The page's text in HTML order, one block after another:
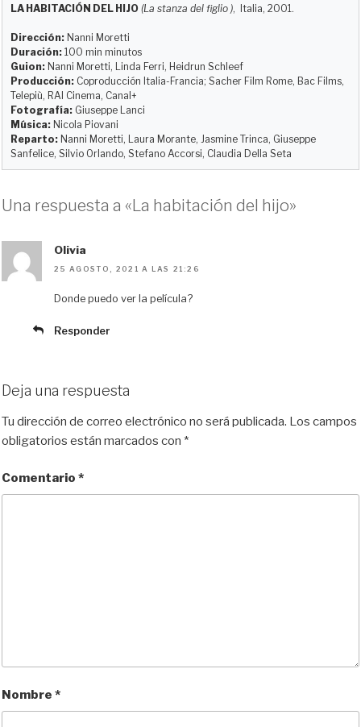
s
k
y
o
d
o
n
b
o
o
k
i
t
l
a
i
r
LA HABITACIÓN DEL HIJO (La stanza del figlio ), Italia, 2001.
Dirección: Nanni Moretti
Duración: 100 min minutos
Guion: Nanni Moretti, Linda Ferri, Heidrun Schleef
Producción: Coproducción Italia-Francia; Sacher Film Rome, Bac Films,
Telepiù, RAI Cinema, Canal+
Fotografía: Giuseppe Lanci
Música: Nicola Piovani
Reparto: Nanni Moretti, Laura Morante, Jasmine Trinca, Giuseppe
Sanfelice, Silvio Orlando, Stefano Accorsi, Claudia Della Seta
Una respuesta a «La habitación del hijo»
Olivia
25 AGOSTO, 2021 A LAS 21:26
Donde puedo ver la película?
Responder
Deja una respuesta
Tu dirección de correo electrónico no será publicada. Los campos
obligatorios están marcados con *
Comentario *
Nombre *